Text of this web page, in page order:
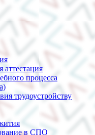
аттестация
процесса
трудоустройству
в СПО